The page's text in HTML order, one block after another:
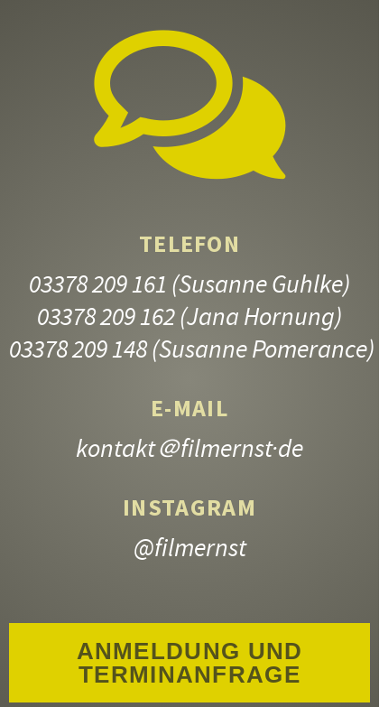
TELEFON
03378 209 161 (Susanne Guhlke)
03378 209 162(Jana Hornung)
03378 209 148(Susanne Pomerance)
E-MAIL
kontakt＠filmernst·de
INSTAGRAM
@filmernst
ANMELDUNG UND
TERMINANFRAGE